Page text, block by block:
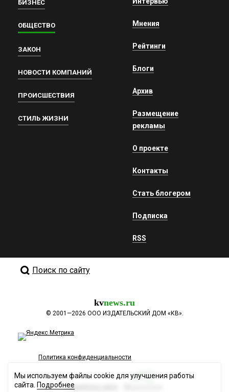
БИЗНЕС
ОБЩЕСТВО
ЗАКОН
НОВОСТИ КОМПАНИЙ
ПРОИСШЕСТВИЯ
СТИЛЬ ЖИЗНИ
Мнения
Рейтинги
Блоги
Архив
Размещение
рекламы
О проекте
Контакты
Стать блогером
Подписка
RSS
Поиск по сайту
kvnews.ru
© 2001—2026 ООО ИЗДАТЕЛЬСКИЙ ДОМ «КВ».
Политика конфиденциальности
Разработка сайта
Мы используем файлы cookie для улучшения работы
сайта. Подробнее